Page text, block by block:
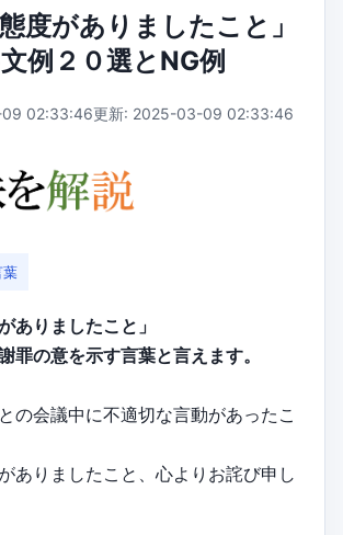
態度がありましたこと」
例２０選とNG例
02:33:46更新: 2025-03-09 02:33:46
葉
ありましたこと」
罪の意を示す言葉と言えます。
の会議中に不適切な言動があったこ
ありましたこと、心よりお詫び申し